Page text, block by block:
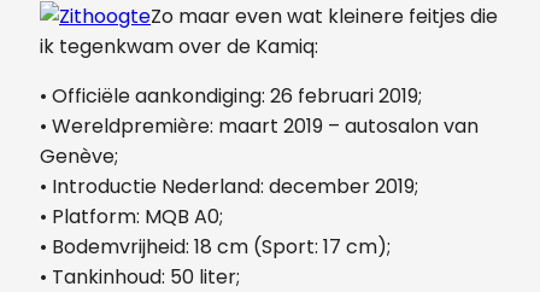
Zo maar even wat kleinere feitjes die
ik tegenkwam over de Kamiq:
• Officiële aankondiging: 26 februari 2019;
• Wereldpremière: maart 2019 – autosalon van
Genève;
• Introductie Nederland: december 2019;
• Platform: MQB A0;
• Bodemvrijheid: 18 cm (Sport: 17 cm);
• Tankinhoud: 50 liter;